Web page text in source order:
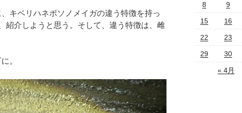
キベリハネボソノメイガの違う特徴を持っ
紹介しようと思う。そして、違う特徴は、雌
。
8 9
15 16
22 23
29 30
« 4月